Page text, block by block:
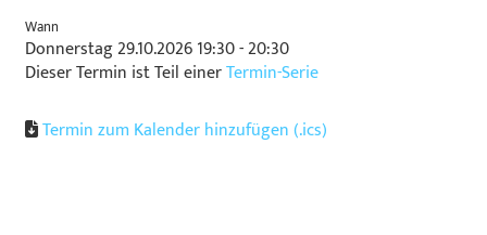
Wann
Donnerstag 29.10.2026 19:30 - 20:30
Dieser Termin ist Teil einerTermin-Serie
Termin zum Kalender hinzufügen (.ics)